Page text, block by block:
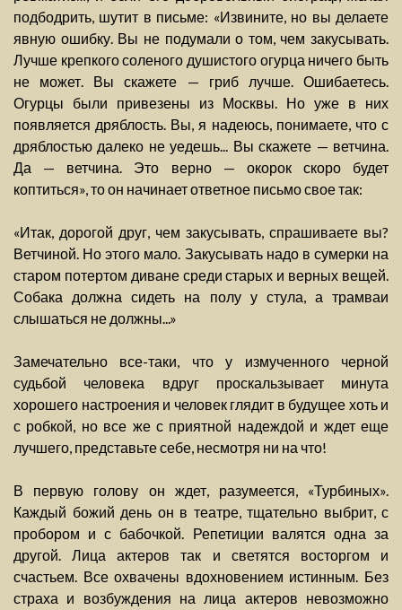
подбодрить, шутит в письме: «Извините, но вы делаете
явную ошибку. Вы не подумали о том, чем закусывать.
Лучше крепкого соленого душистого огурца ничего быть
не может. Вы скажете — гриб лучше. Ошибаетесь.
Огурцы были привезены из Москвы. Но уже в них
появляется дряблость. Вы, я надеюсь, понимаете, что с
дряблостью далеко не уедешь... Вы скажете — ветчина.
Да — ветчина. Это верно — окорок скоро будет
коптиться», то он начинает ответное письмо свое так:
«Итак, дорогой друг, чем закусывать, спрашиваете вы?
Ветчиной. Но этого мало. Закусывать надо в сумерки на
старом потертом диване среди старых и верных вещей.
Собака должна сидеть на полу у стула, а трамваи
слышаться не должны...»
Замечательно все-таки, что у измученного черной
судьбой человека вдруг проскальзывает минута
хорошего настроения и человек глядит в будущее хоть и
с робкой, но все же с приятной надеждой и ждет еще
лучшего, представьте себе, несмотря ни на что!
В первую голову он ждет, разумеется, «Турбиных».
Каждый божий день он в театре, тщательно выбрит, с
пробором и с бабочкой. Репетиции валятся одна за
другой. Лица актеров так и светятся восторгом и
счастьем. Все охвачены вдохновением истинным. Без
страха и возбуждения на лица актеров невозможно